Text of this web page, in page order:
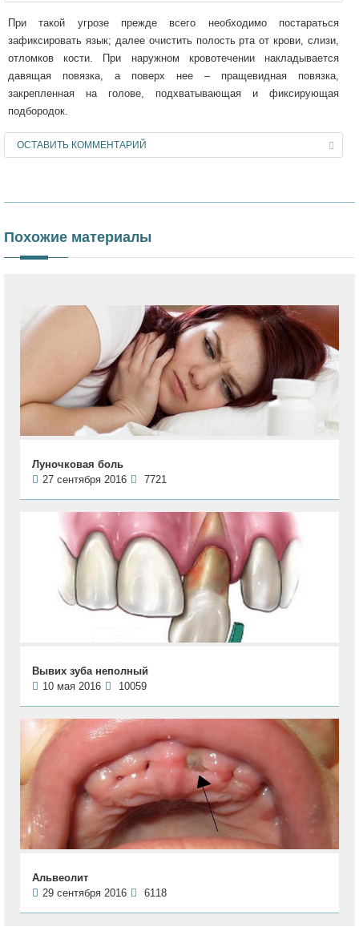
При такой угрозе прежде всего необходимо постараться
зафиксировать язык; далее очистить полость рта от крови, слизи,
отломков кости. При наружном кровотечении накладывается
давящая повязка, а поверх нее – пращевидная повязка,
закрепленная на голове, подхватывающая и фиксирующая
подбородок.
ОСТАВИТЬ КОММЕНТАРИЙ
Похожие материалы
Луночковая боль
27 сентября 2016
7721
Вывих зуба неполный
10 мая 2016
10059
Альвеолит
29 сентября 2016
6118